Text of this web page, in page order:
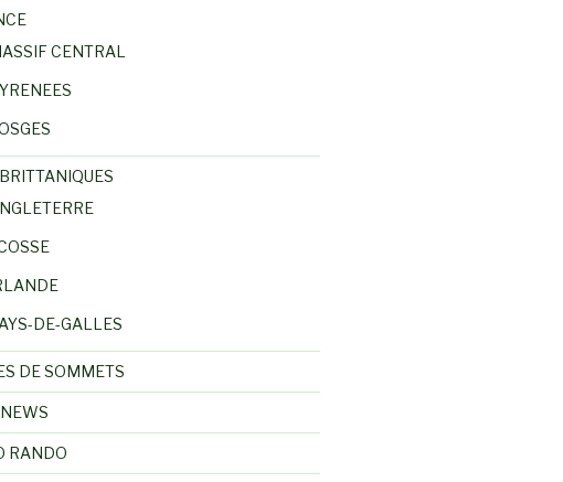
CENTRAL
DE-GALLES
DE SOMMETS
RANDO